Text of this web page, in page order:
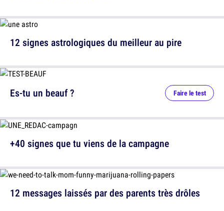
12 signes astrologiques du meilleur au pire
12 messages laissés par des parents très drôles
Es-tu un beauf ? Faire le test
+40 signes que tu viens de la campagne